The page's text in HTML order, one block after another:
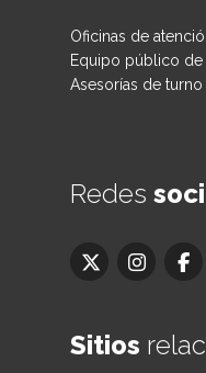
Oficinas de
Equipo público
Asesorías de turno
Redes
Sitios